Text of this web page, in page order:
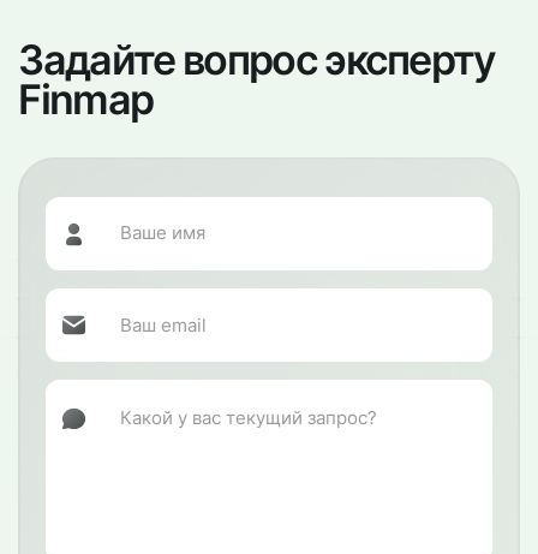
Задайте вопрос эксперту
Finmap